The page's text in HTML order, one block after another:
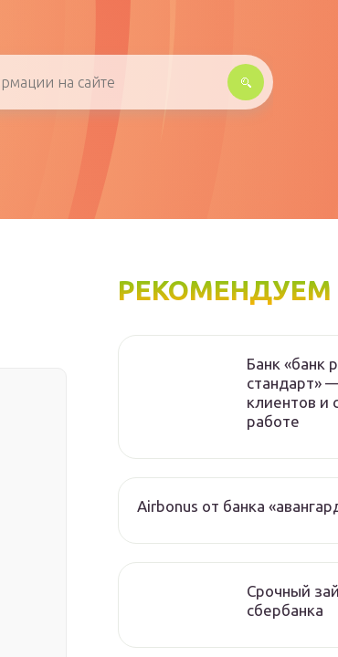
РЕКОМЕНДУЕМ
Банк «банк
стандарт»
клиентов и
работе
Airbonus от банка
Срочный
сбербанка